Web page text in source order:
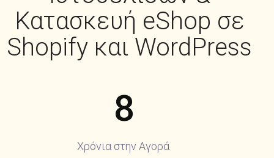
Κατασκευή eShop σε
Shopify και WordPress
8
Χρόνια στην Αγορά